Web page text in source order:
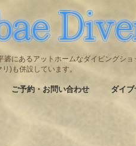
にあるアットホームなダイビングショ
)も併設しています。
ご予約・お問い合わせ ダイブ